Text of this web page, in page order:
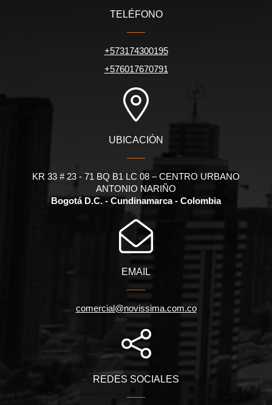
TELÉFONO
+573174300195
+576017670791
UBICACIÓN
KR 33 # 23 - 71 BQ B1 LC 08 – CENTRO URBANO
ANTONIO NARIÑO
Bogotá D.C. - Cundinamarca - Colombia
EMAIL
comercial@novissima.com.co
REDES SOCIALES